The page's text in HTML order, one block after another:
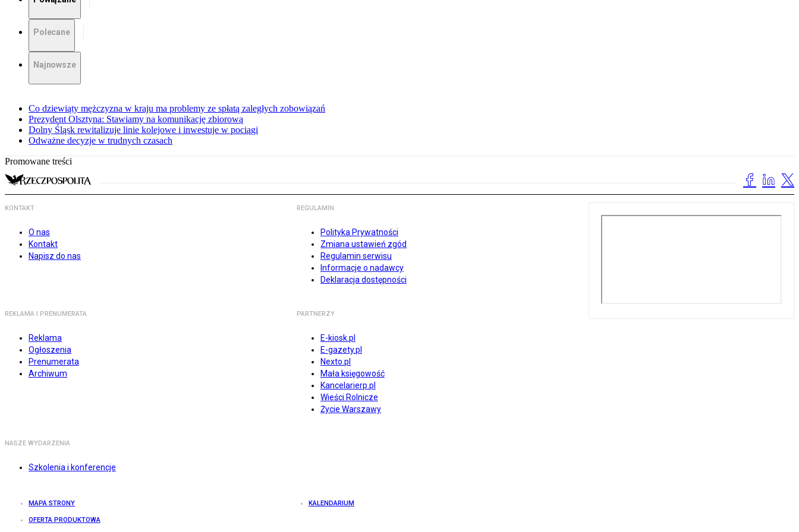
Polecane
Najnowsze
Co dziewiąty mężczyzna w kraju ma problemy ze spłatą zaległych zobowiązań
Prezydent Olsztyna: Stawiamy na komunikację zbiorową
Dolny Śląsk rewitalizuje linie kolejowe i inwestuje w pociągi
Odważne decyzje w trudnych czasach
Promowane treści
KONTAKT
O nas
Kontakt
Napisz do nas
REGULAMIN
Polityka Prywatności
Zmiana ustawień zgód
Regulamin serwisu
Informacje o nadawcy
Deklaracja dostępności
REKLAMA I PRENUMERATA
Reklama
Ogłoszenia
Prenumerata
Archiwum
PARTNERZY
E-kiosk.pl
E-gazety.pl
Nexto.pl
Mała księgowość
Kancelarierp.pl
Wieści Rolnicze
Życie Warszawy
NASZE WYDARZENIA
Szkolenia i konferencje
MAPA STRONY KALENDARIUM
OFERTA PRODUKTOWA